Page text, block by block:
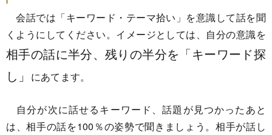
会話では「キーワード・テーマ拾い」を意識して話を聞
くようにしてください。イメージとしては、自分の意識を
相手の話に半分、残りの半分を「キーワード探
し」
にあてます。
自分が次に話せるキーワード、話題が見つかったあと
は、相手の話を100％の姿勢で聞きましょう。相手が話し